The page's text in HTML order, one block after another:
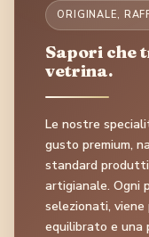
ORIGINALE,
Sapori che
vetrina.
Le nostre
gusto premium,
standard
artigianale. Ogni
selezionati,
equilibrato e una